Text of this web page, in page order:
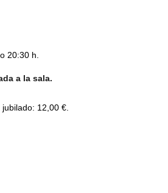
20:30 h.
a la sala.
12,00 €.